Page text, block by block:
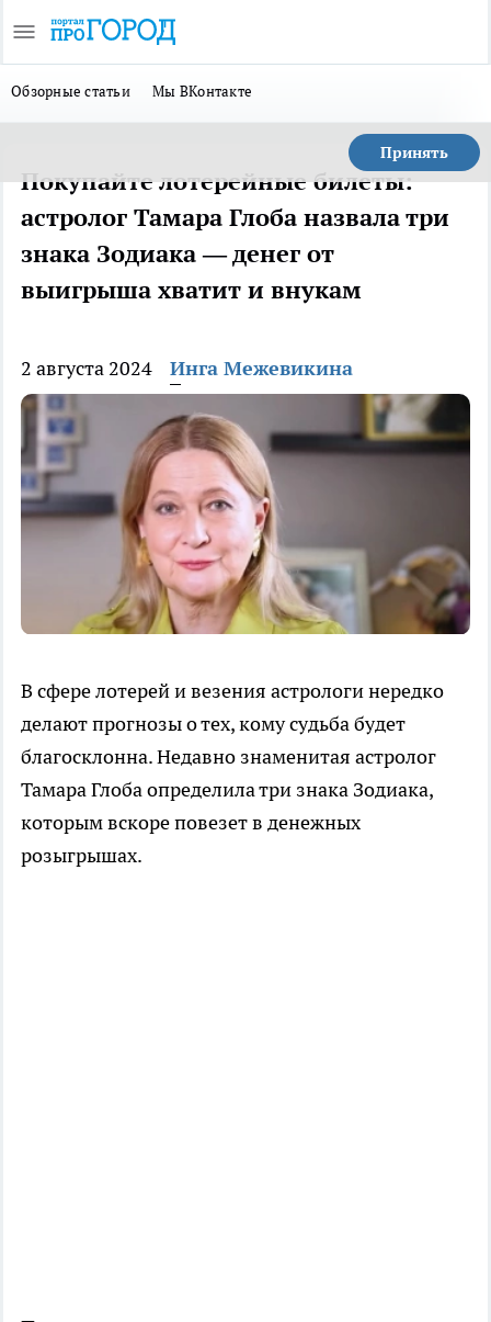
Обзорные статьи Мы ВКонтакте
Принять
Покупайте лотерейные билеты:
астролог Тамара Глоба назвала три
знака Зодиака — денег от
выигрыша хватит и внукам
2 августа 2024 Инга Межевикина
В сфере лотерей и везения астрологи нередко
делают прогнозы о тех, кому судьба будет
благосклонна. Недавно знаменитая астролог
Тамара Глоба определила три знака Зодиака,
которым вскоре повезет в денежных
розыгрышах.